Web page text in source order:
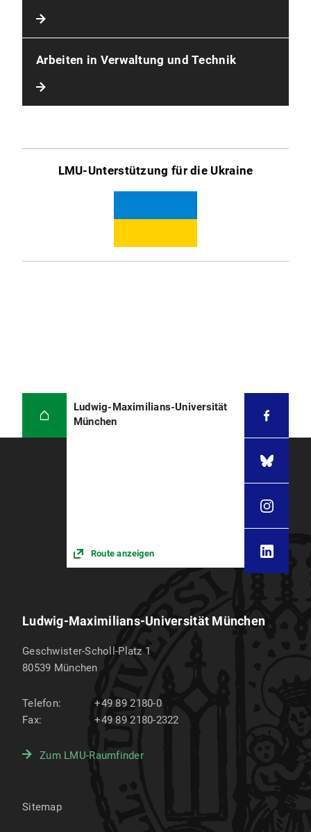
Arbeiten in Verwaltung und Technik
LMU-Unterstützung für die Ukraine
Ludwig-Maximilians-Universität
München
Route anzeigen
Ludwig-Maximilians-Universität München
Geschwister-Scholl-Platz 1
80539 München
Telefon:
+49 89 2180-0
Fax:
+49 89 2180-2322
Zum LMU-Raumfinder
Sitemap